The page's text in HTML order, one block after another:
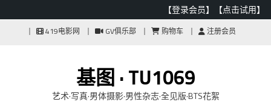
【登录会员】 【点击试用】
419电影网 GV俱乐部 购物车 注册会员
基图 · TU1069
艺术·写真·男体摄影·男性杂志·全见版·BTS花絮